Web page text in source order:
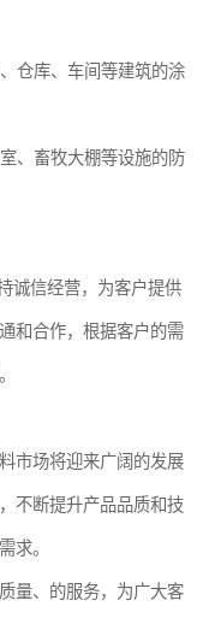
仓库、车间等建筑的涂
、畜牧大棚等设施的防
诚信经营，为客户提供
和合作，根据客户的需
市场将迎来广阔的发展
不断提升产品品质和技
求。
量、的服务，为广大客